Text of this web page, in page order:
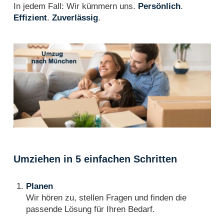
In jedem Fall: Wir kümmern uns. Persönlich.
Effizient. Zuverlässig.
Umziehen in 5 einfachen Schritten
Planen
Wir hören zu, stellen Fragen und finden die
passende Lösung für Ihren Bedarf.